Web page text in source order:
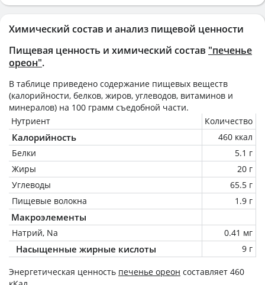
Химический состав и анализ пищевой ценности
Пищевая ценность и химический состав "печенье
ореон".
В таблице приведено содержание пищевых веществ
(калорийности, белков, жиров, углеводов, витаминов и
минералов) на 100 грамм съедобной части.
Нутриент
Количество
Калорийность
460 ккал
Белки
5.1 г
Жиры
20 г
Углеводы
65.5 г
Пищевые волокна
1.9 г
Макроэлементы
Натрий, Na 0.41 мг
Насыщенные жирные кислоты 9 г
Энергетическая ценность печенье ореон составляет 460